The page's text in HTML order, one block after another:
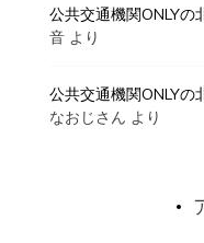
公共交通機関ONLY
音より
公共交通機関ONLY
なおじさん より